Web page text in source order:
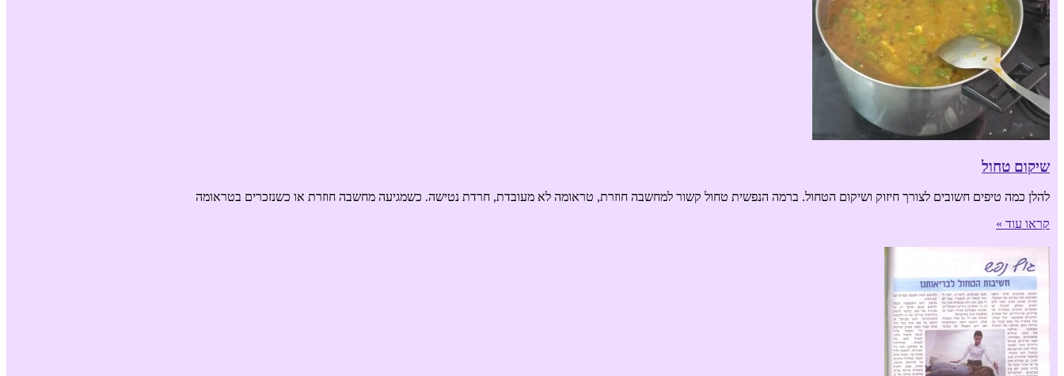
שיקום טחול
להלן כמה טיפים חשובים לצורך חיזוק ושיקום הטחול. ברמה הנפשית טחול קשור למחשבה חוזרת, טראומה לא מעובדת, חרדת נטישה. כשמגיעה מחשבה חוזרת או כשנזכרים בטראומה
קראו עוד »